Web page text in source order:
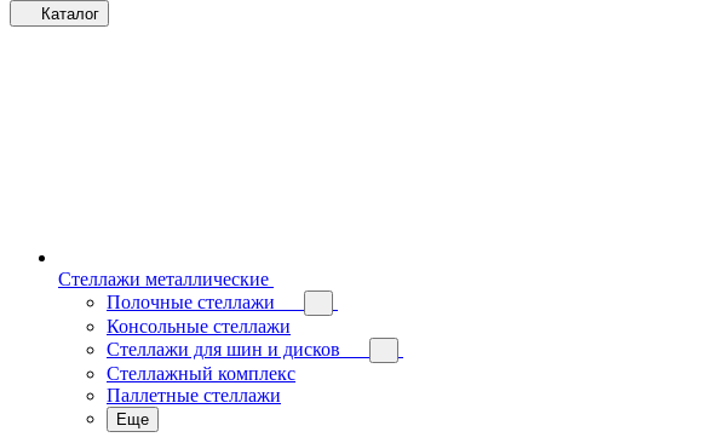
Каталог
Стеллажи металлические
Полочные стеллажи
Консольные стеллажи
Стеллажи для шин и дисков
Стеллажный комплекс
Паллетные стеллажи
Еще